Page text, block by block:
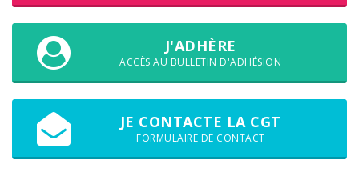
J'ADHÈRE
ACCÈS AU BULLETIN D'ADHÉSION
JE CONTACTE LA CGT
FORMULAIRE DE CONTACT